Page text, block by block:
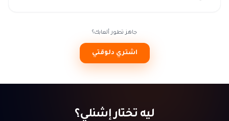
جاهز تطور ألعابك؟
اشتري دلوقتي
ليه تختار إشنلي؟